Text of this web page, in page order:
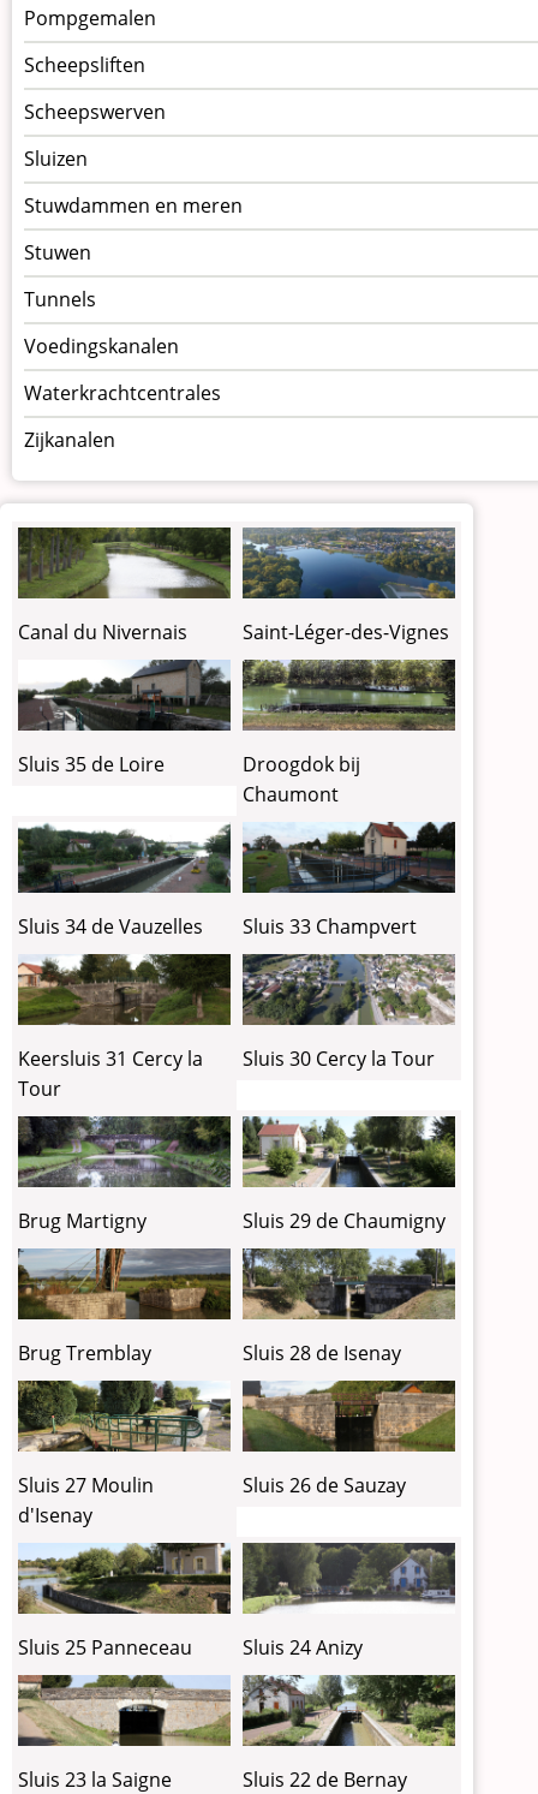
Pompgemalen
Scheepsliften
Scheepswerven
Sluizen
Stuwdammen en meren
Stuwen
Tunnels
Voedingskanalen
Waterkrachtcentrales
Zijkanalen
Canal du Nivernais Saint-Léger-des-Vignes
Sluis 35 de Loire
Droogdok bij
Chaumont
Sluis 34 de Vauzelles Sluis 33 Champvert
Keersluis 31 Cercy la
Tour
Sluis 30 Cercy la Tour
Brug Martigny Sluis 29 de Chaumigny
Brug Tremblay Sluis 28 de Isenay
Sluis 27 Moulin
d'Isenay
Sluis 26 de Sauzay
Sluis 25 Panneceau Sluis 24 Anizy
Sluis 23 la Saigne Sluis 22 de Bernay